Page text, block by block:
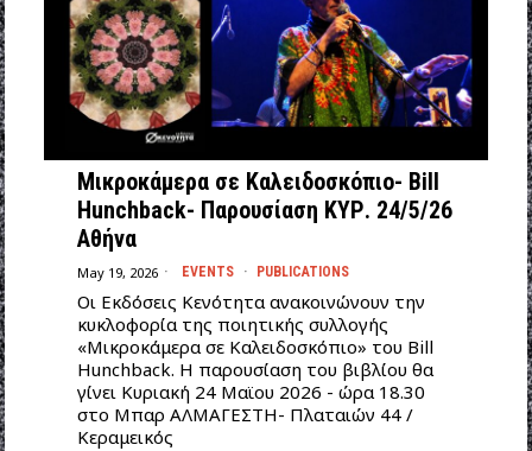
Μικροκάμερα σε Καλειδοσκόπιο- Bill
Hunchback- Παρουσίαση ΚΥΡ. 24/5/26
Αθήνα
May 19, 2026 EVENTS · PUBLICATIONS
Οι Εκδόσεις Κενότητα ανακοινώνουν την
κυκλοφορία της ποιητικής συλλογής
«Μικροκάμερα σε Καλειδοσκόπιο» του Bill
Hunchback. Η παρουσίαση του βιβλίου θα
γίνει Κυριακή 24 Μαϊου 2026 - ώρα 18.30
στο Μπαρ ΑΛΜΑΓΕΣΤΗ- Πλαταιών 44 /
Κεραμεικός